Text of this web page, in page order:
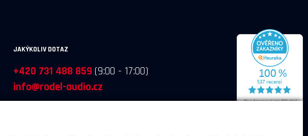
JAKÝKOLIV DOTAZ
+420 731 488 859 (9:00 - 17:00)
info@rodel-audio.cz